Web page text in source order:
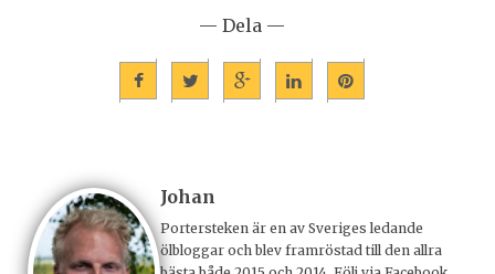
— Dela —
Johan
Portersteken är en av Sveriges ledande
ölbloggar och blev framröstad till den allra